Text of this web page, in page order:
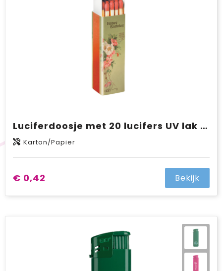
Luciferdoosje met 20 lucifers UV lak uitvoering met full colour opdruk
Karton/Papier
€ 0,42 Bekijk